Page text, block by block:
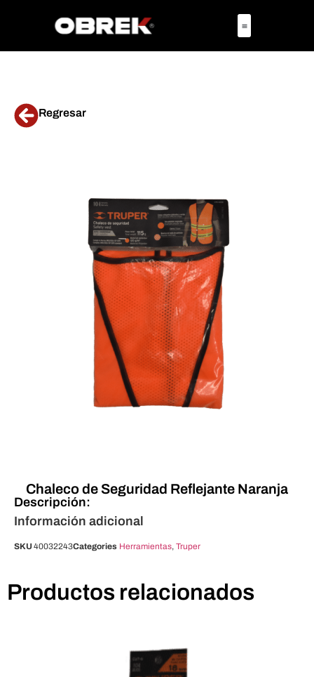
Regresar
Chaleco de Seguridad Reflejante Naranja
Descripción:
Información adicional
SKU 40032243Categories Herramientas, Truper
Productos relacionados